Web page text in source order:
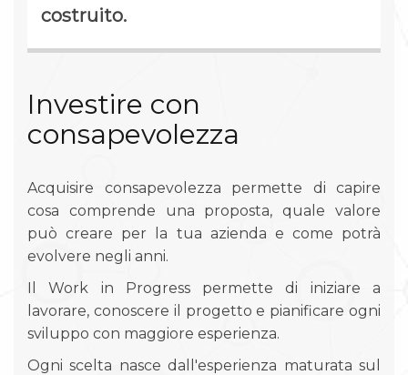
costruito.
Investire con
consapevolezza
Acquisire consapevolezza permette di capire
cosa comprende una proposta, quale valore
può creare per la tua azienda e come potrà
evolvere negli anni.
Il Work in Progress permette di iniziare a
lavorare, conoscere il progetto e pianificare ogni
sviluppo con maggiore esperienza.
Ogni scelta nasce dall'esperienza maturata sul